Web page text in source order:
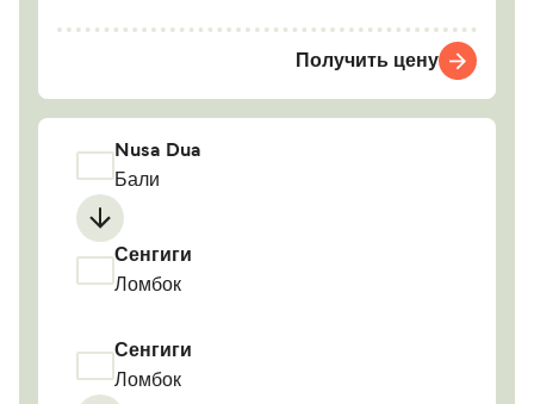
Получить цену
Nusa Dua
Бали
Сенгиги
Ломбок
Сенгиги
Ломбок